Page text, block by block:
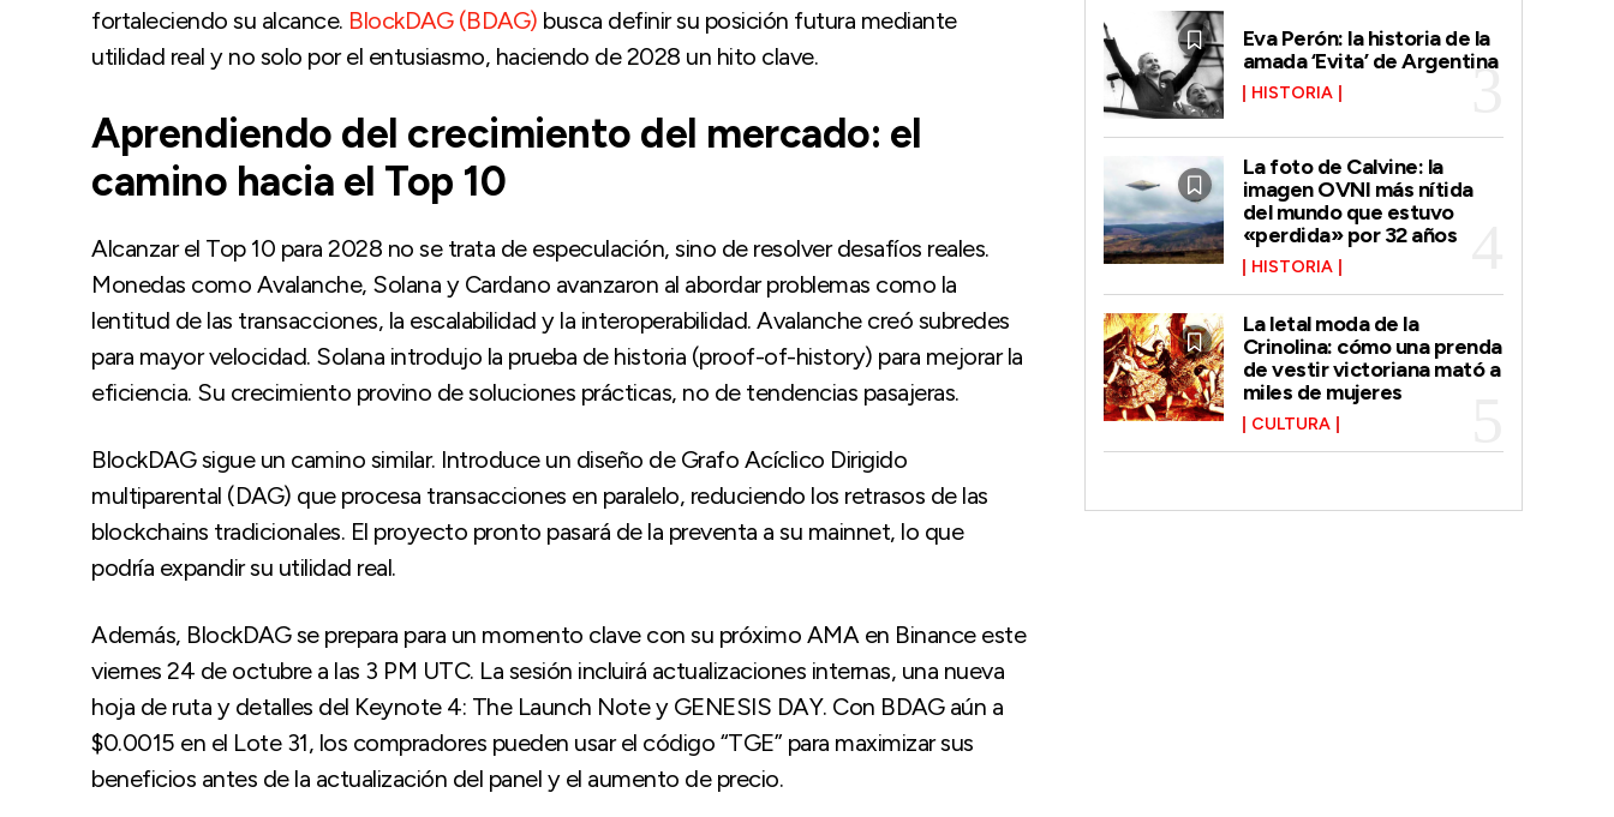
fortaleciendo su alcance. BlockDAG (BDAG) busca definir su posición futura mediante
utilidad real y no solo por el entusiasmo, haciendo de 2028 un hito clave.
Aprendiendo del crecimiento del mercado: el
camino hacia el Top 10
Alcanzar el Top 10 para 2028 no se trata de especulación, sino de resolver desafíos reales.
Monedas como Avalanche, Solana y Cardano avanzaron al abordar problemas como la
lentitud de las transacciones, la escalabilidad y la interoperabilidad. Avalanche creó subredes
para mayor velocidad. Solana introdujo la prueba de historia (proof-of-history) para mejorar la
eficiencia. Su crecimiento provino de soluciones prácticas, no de tendencias pasajeras.
BlockDAG sigue un camino similar. Introduce un diseño de Grafo Acíclico Dirigido
multiparental (DAG) que procesa transacciones en paralelo, reduciendo los retrasos de las
blockchains tradicionales. El proyecto pronto pasará de la preventa a su mainnet, lo que
podría expandir su utilidad real.
Además, BlockDAG se prepara para un momento clave con su próximo AMA en Binance este
viernes 24 de octubre a las 3 PM UTC. La sesión incluirá actualizaciones internas, una nueva
hoja de ruta y detalles del Keynote 4: The Launch Note y GENESIS DAY. Con BDAG aún a
$0.0015 en el Lote 31, los compradores pueden usar el código “TGE” para maximizar sus
beneficios antes de la actualización del panel y el aumento de precio.
Eva Perón: la historia de la
amada ‘Evita’ de Argentina
HISTORIA
La foto de Calvine: la
imagen OVNI más nítida
del mundo que estuvo
«perdida» por 32 años
HISTORIA
La letal moda de la
Crinolina: cómo una prenda
de vestir victoriana mató a
miles de mujeres
CULTURA